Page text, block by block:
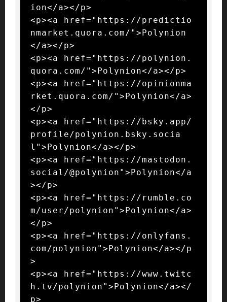
ion</a></p>
<p><a href="https://predictio
nmarket.quora.com/">Polynion
</a></p>
<p><a href="https://polynion.
quora.com/">Polynion</a></p>
<p><a href="https://opinionma
rket.quora.com/">Polynion</a>
</p>
<p><a href="https://bsky.app/
profile/polynion.bsky.socia
l">Polynion</a></p>
<p><a href="https://mastodon.
social/@polynion">Polynion</a
></p>
<p><a href="https://rumble.co
m/user/polynion">Polynion</a>
</p>
<p><a href="https://onlyfans.
com/polynion">Polynion</a></p
>
<p><a href="https://www.twitc
h.tv/polynion">Polynion</a></
p>